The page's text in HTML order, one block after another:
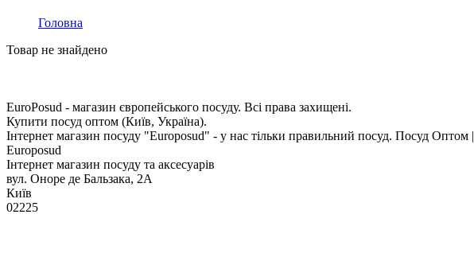
Головна
Товар не знайдено
EuroPosud - магазин європейського посуду. Всі права захищені.
Купити посуд оптом (Київ, Україна).
Інтернет магазин посуду "Europosud" - у нас тільки правильний посуд. Посуд Оптом |
Europosud
Інтернет магазин посуду та аксесуарів
вул. Оноре де Бальзака, 2А
Київ
02225